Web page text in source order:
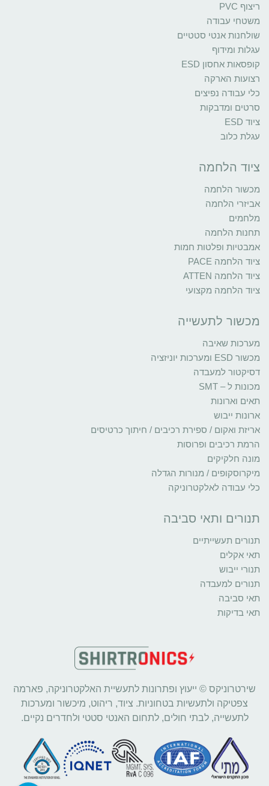
ריצוף PVC
משטחי עבודה
שולחנות אנטי סטטיים
עגלות ומידוף
קופסאות אחסון ESD
רצועות הארקה
כלי עבודה נפיצים
סרטים ומדבקות
ציוד ESD
עגלת כלוב
ציוד הלחמה
מכשור הלחמה
אביזרי הלחמה
מלחמים
תחנות הלחמה
אמבטיות ופלטות חמות
ציוד הלחמה PACE
ציוד הלחמה ATTEN
ציוד הלחמה מקצועי
מכשור לתעשייה
מערכות שאיבה
מכשור ESD ומערכות יוניזציה
דסיקטור למעבדה
מכונות ל – SMT
תאים וארונות
ארונות ייבוש
אריזת ואקום / ספירת רכיבים / חיתוך כרטיסים
הרמת רכיבים ופרוסות
מונה חלקיקים
מיקרוסקופים / מנורות הגדלה
כלי עבודה לאלקטרוניקה
תנורים ותאי סביבה
תנורים תעשייתיים
תאי אקלים
תנורי ייבוש
תנורים למעבדה
תאי סביבה
תאי בדיקות
שירטרוניקס © ייעוץ ופתרונות לתעשיית האלקטרוניקה, פארמה
צפטיקה ולתעשיות בטחוניות. ציוד, ריהוט, מיכשור ומערכות
לתעשייה, לבתי חולים, לתחום האנטי סטטי ולחדרים נקיים.